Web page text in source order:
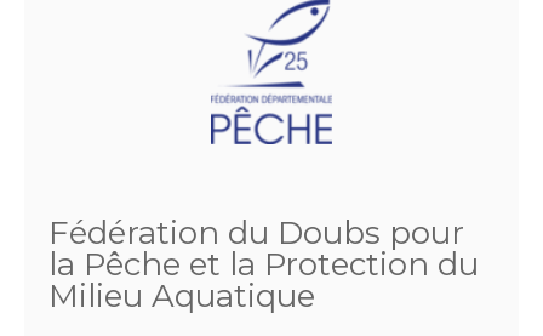
Fédération du Doubs pour
la Pêche et la Protection du
Milieu Aquatique